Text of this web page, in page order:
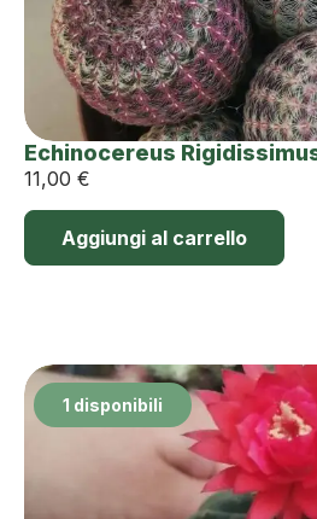
Echinocereus
11,00 €
Aggiungi al carrello
1 disponibili